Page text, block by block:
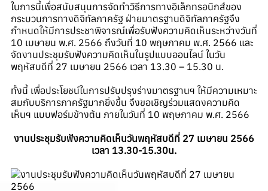
ในการนี้เพื่อสนับสนุนการจัดทำวิธีการทางอิเล็กทรอนิกส์ของ
กระบวนการทางดิจิทัลภาครัฐ ฝ่ายมาตรฐานดิจิทัลภาครัฐจึง
กำหนดให้มีการประชาพิจารณ์เพื่อรับฟังความคิดเห็นระหว่างวันที่
10 เมษายน พ.ศ. 2566 ถึงวันที่ 10 พฤษภาคม พ.ศ. 2566 และ
จัดงานประชุมรับฟังความคิดเห็นในรูปแบบออนไลน์ ในวัน
พฤหัสบดีที่ 27 เมษายน 2566 เวลา 13.30 – 15.30 น.
ทั้งนี้ เพื่อประโยชน์ในการปรับปรุงร่างมาตรฐานฯ ให้มีความเหมาะ
สมกับบริการภาครัฐมากยิ่งขึ้น จึงขอเชิญร่วมแสดงความคิด
เห็นฯ แบบฟอร์มข้างต้น ภายในวันที่ 10 พฤษภาคม พ.ศ. 2566
งานประชุมรับฟังความคิดเห็นวันพฤหัสบดีที่ 27 เมษายน 2566
เวลา 13.30-15.30น.